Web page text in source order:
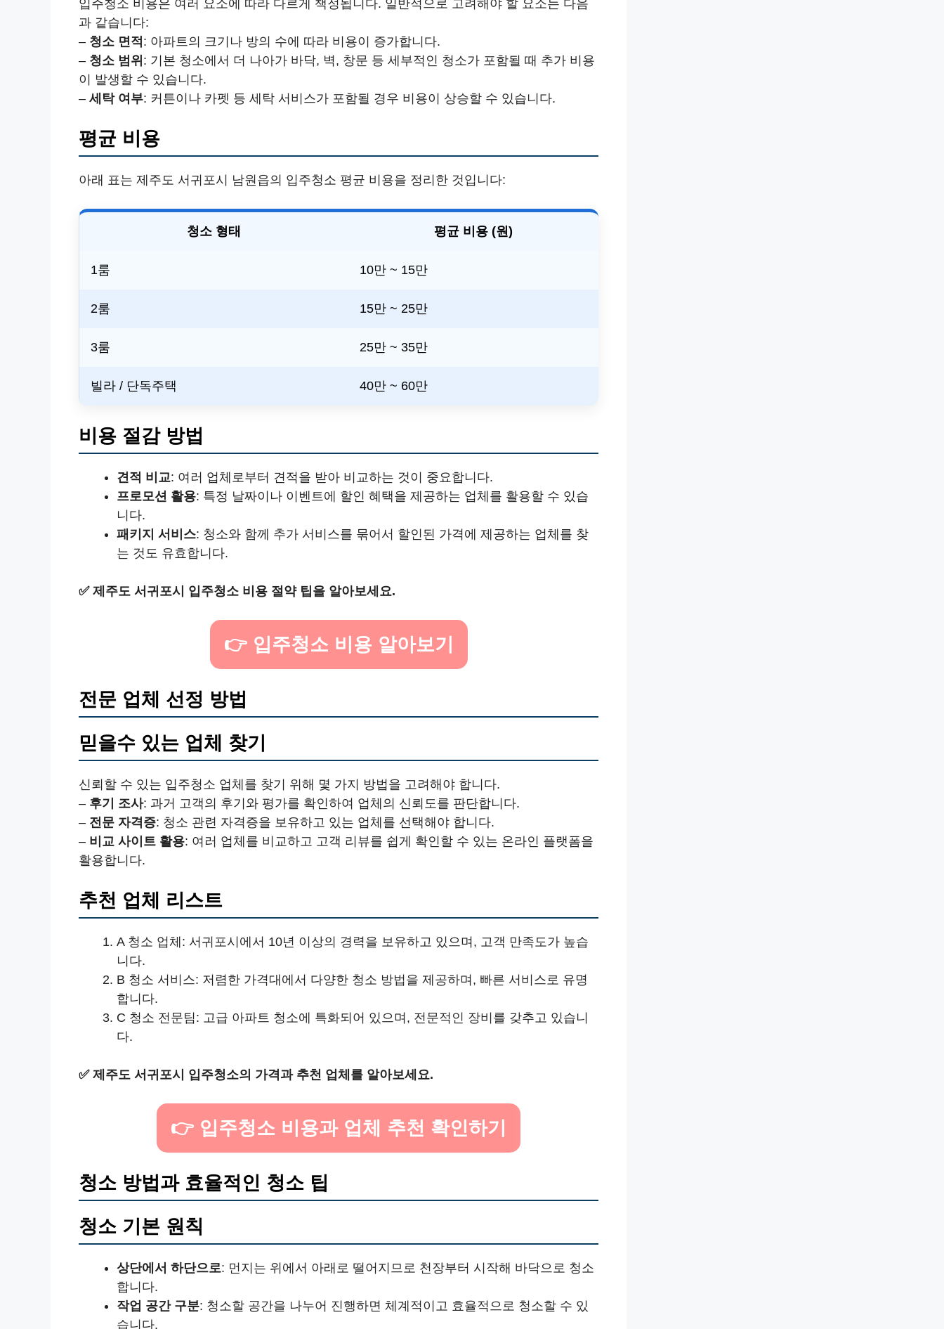
입주청소 비용은 여러 요소에 따라 다르게 책정됩니다. 일반적으로 고려해야 할 요소는 다음
과 같습니다:
– 청소 면적 : 아파트의 크기나 방의 수에 따라 비용이 증가합니다.
– 청소 범위 : 기본 청소에서 더 나아가 바닥, 벽, 창문 등 세부적인 청소가 포함될 때 추가 비용
이 발생할 수 있습니다.
– 세탁 여부: 커튼이나 카펫 등 세탁 서비스가 포함될 경우 비용이 상승할 수 있습니다.
평균 비용
아래 표는 제주도 서귀포시 남원읍의 입주청소 평균 비용을 정리한 것입니다:
청소 형태 평균 비용 (원)
1룸 10만 ~ 15만
2룸 15만 ~ 25만
3룸 25만 ~ 35만
빌라 / 단독주택 40만 ~ 60만
비용 절감 방법
견적 비교: 여러 업체로부터 견적을 받아 비교하는 것이 중요합니다.
프로모션 활용: 특정 날짜이나 이벤트에 할인 혜택을 제공하는 업체를 활용할 수 있습
니다.
패키지 서비스: 청소와 함께 추가 서비스를 묶어서 할인된 가격에 제공하는 업체를 찾
는 것도 유효합니다.
✅ 제주도 서귀포시 입주청소 비용 절약 팁을 알아보세요.
👉 입주청소 비용 알아보기
전문 업체 선정 방법
믿을수 있는 업체 찾기
신뢰할 수 있는 입주청소 업체를 찾기 위해 몇 가지 방법을 고려해야 합니다.
– 후기 조사: 과거 고객의 후기와 평가를 확인하여 업체의 신뢰도를 판단합니다.
– 전문 자격증: 청소 관련 자격증을 보유하고 있는 업체를 선택해야 합니다.
– 비교 사이트 활용: 여러 업체를 비교하고 고객 리뷰를 쉽게 확인할 수 있는 온라인 플랫폼을
활용합니다.
추천 업체 리스트
A 청소 업체: 서귀포시에서 10년 이상의 경력을 보유하고 있으며, 고객 만족도가 높습
니다.
B 청소 서비스: 저렴한 가격대에서 다양한 청소 방법을 제공하며, 빠른 서비스로 유명
합니다.
C 청소 전문팀: 고급 아파트 청소에 특화되어 있으며, 전문적인 장비를 갖추고 있습니
다.
✅ 제주도 서귀포시 입주청소의 가격과 추천 업체를 알아보세요.
👉 입주청소 비용과 업체 추천 확인하기
청소 방법과 효율적인 청소 팁
청소 기본 원칙
상단에서 하단으로: 먼지는 위에서 아래로 떨어지므로 천장부터 시작해 바닥으로 청소
합니다.
작업 공간 구분: 청소할 공간을 나누어 진행하면 체계적이고 효율적으로 청소할 수 있
습니다.